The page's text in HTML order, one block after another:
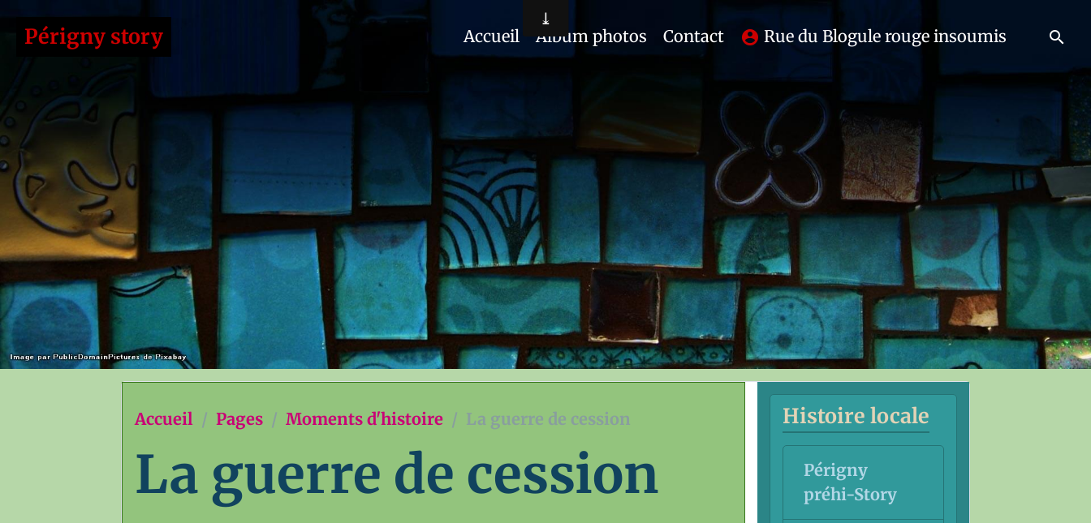
Périgny story Accueil Album photos Contact Rue du Blogule rouge insoumis
Accueil Pages Moments d'histoire La guerre de cession
La guerre de cession
Histoire locale
Périgny
préhi-Story